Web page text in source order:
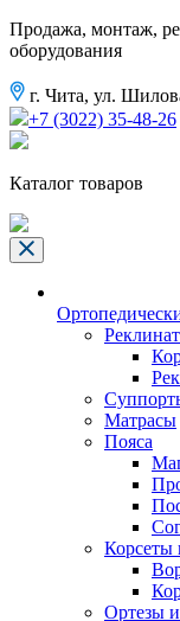
Продажа, монтаж,
оборудования
г. Чита, ул.
+7 (3022) 35-48-26
Каталог товаров
Матрасы
Пояса
Корсеты
Ортезы